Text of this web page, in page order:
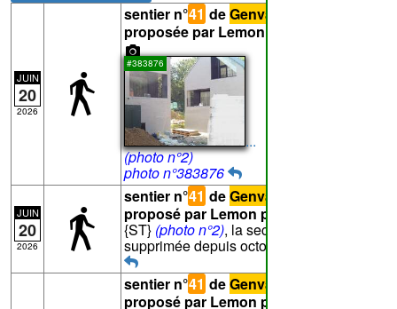
JUIN
20
2026
sentier n°41 deGenval
proposée par Lemon pour le point
#383876
...
(photo n°2)
photo n°383876
JUIN
20
2026
sentier n°41 deGenval
proposé par Lemon pour le point
{ST} (photo n°2), la section suivante est
supprimée depuis octobre 1960
sentier n°41 deGenval
proposé par Lemon pour le point